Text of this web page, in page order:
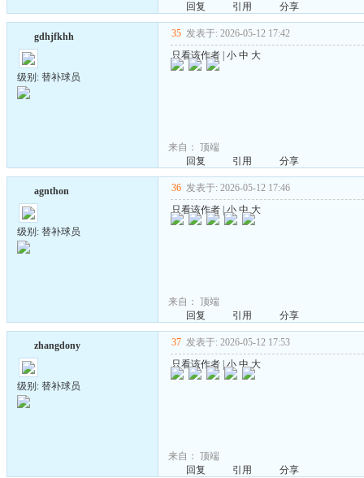
回复
引用 分享
gdhjfkhh
级别: 替补球员
35 发表于: 2026-05-12 17:42
只看该作者 小 中 大
来自： 顶端
回复
引用 分享
agnthon
级别: 替补球员
36 发表于: 2026-05-12 17:46
只看该作者 |小 中 大
来自： 顶端
回复
引用 分享
zhangdony
级别: 替补球员
37 发表于: 2026-05-12 17:53
只看该作者 |小 中 大
来自： 顶端
回复
引用 分享